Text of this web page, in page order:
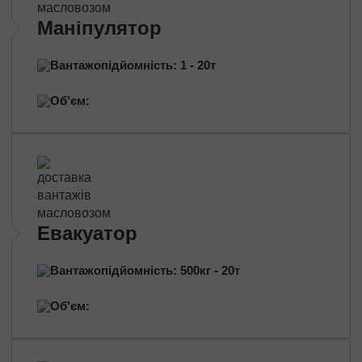
Перевезення нафтопродуктів
Перевезення квітів
Маніпулятор
Вантажопідйомність: 1 - 20т
Об'єм:
Евакуатор
Вантажопідйомність: 500кг - 20т
Об'єм: